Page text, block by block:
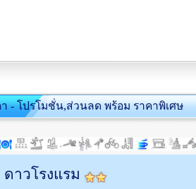
- โปรโมชั่น,ส่วนลด พร้อม ราคาพิเศษ
ดาวโรงแรม